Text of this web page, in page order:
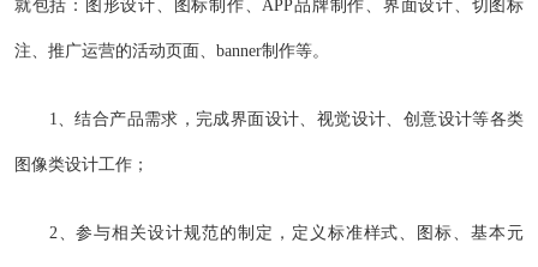
就包括：图形设计、图标制作、APP品牌制作、界面设计、切图标
注、推广运营的活动页面、banner制作等。
1、结合产品需求，完成界面设计、视觉设计、创意设计等各类
图像类设计工作；
2、参与相关设计规范的制定，定义标准样式、图标、基本元